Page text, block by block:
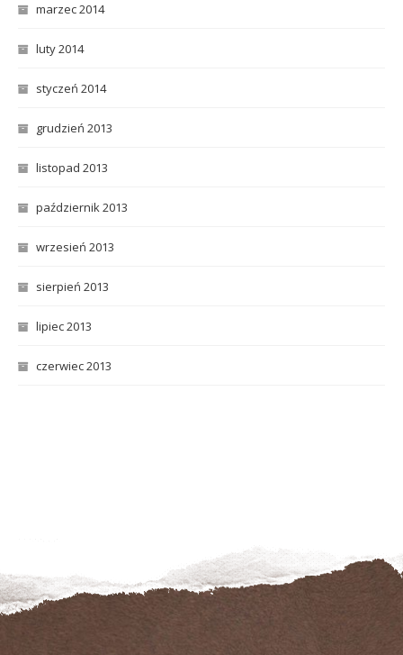
marzec 2014
luty 2014
styczeń 2014
grudzień 2013
listopad 2013
październik 2013
wrzesień 2013
sierpień 2013
lipiec 2013
czerwiec 2013